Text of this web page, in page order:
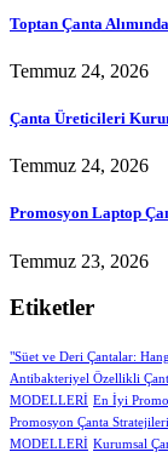
Toptan Çanta
Temmuz 24, 2026
Çanta Üreticileri
Temmuz 24, 2026
Promosyon Laptop
Temmuz 23, 2026
Etiketler
"Süet ve Deri Çantalar:
Antibakteriyel Özellikli
MODELLERİ En İyi
Promosyon Çanta Stratejileri
MODELLERİ Kurumsal